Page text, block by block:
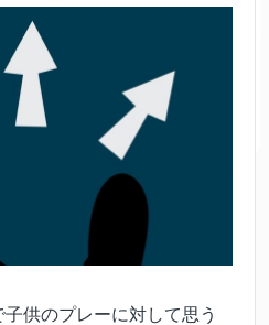
供のプレーに対して思う